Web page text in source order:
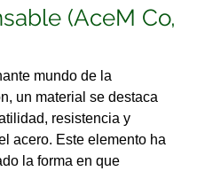
(AceM Co,
mundo de la
un material se destaca
resistencia y
acero. Este elemento ha
la forma en que